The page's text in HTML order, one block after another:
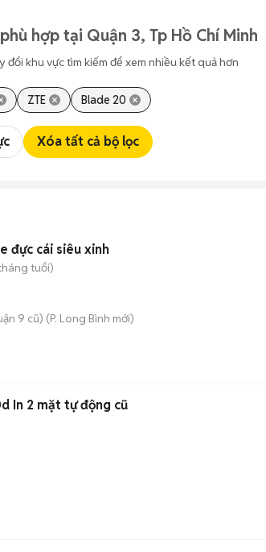
hợp tại Quận 3, Tp Hồ Chí Minh
khu vực tìm kiếm để xem nhiều kết quả hơn
ZTE Blade 20
Xóa tất cả bộ lọc
đực cái siêu xinh
tuổi)
9 cũ) (P. Long Bình mới)
In 2 mặt tự động cũ